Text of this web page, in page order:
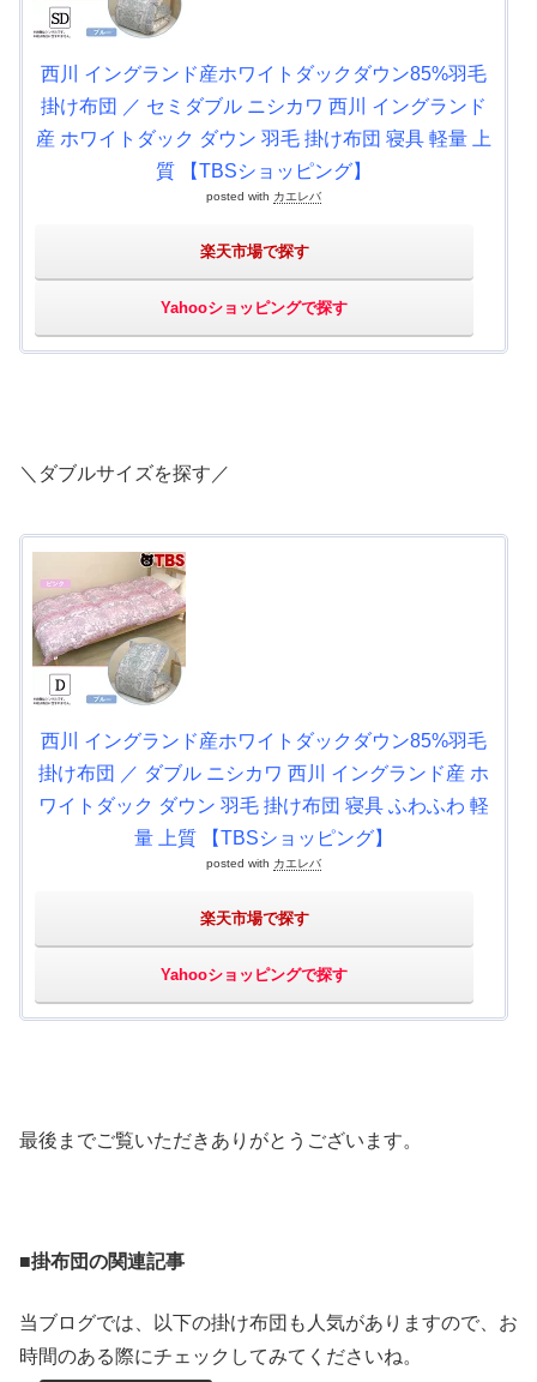
西川 イングランド産ホワイトダックダウン85%羽毛
掛け布団 ／ セミダブル ニシカワ 西川 イングランド
産 ホワイトダック ダウン 羽毛 掛け布団 寝具 軽量 上
質 【TBSショッピング】
posted with カエレバ
楽天市場で探す
Yahooショッピングで探す
＼ダブルサイズを探す／
西川 イングランド産ホワイトダックダウン85%羽毛
掛け布団 ／ ダブル ニシカワ 西川 イングランド産 ホ
ワイトダック ダウン 羽毛 掛け布団 寝具 ふわふわ 軽
量 上質 【TBSショッピング】
posted with カエレバ
楽天市場で探す
Yahooショッピングで探す
最後までご覧いただきありがとうございます。
■掛布団の関連記事
当ブログでは、以下の掛け布団も人気がありますので、お
時間のある際にチェックしてみてくださいね。